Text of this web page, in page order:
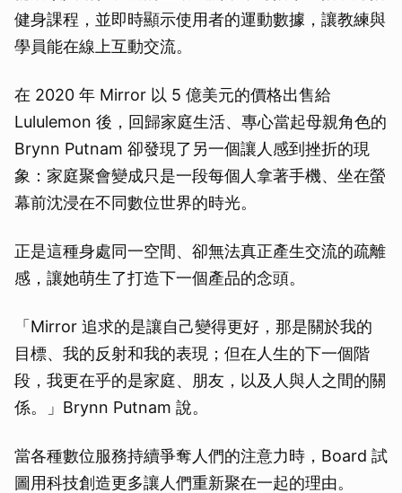
健身課程，並即時顯示使用者的運動數據，讓教練與
學員能在線上互動交流。
在 2020 年 Mirror 以 5 億美元的價格出售給
Lululemon 後，回歸家庭生活、專心當起母親角色的
Brynn Putnam 卻發現了另一個讓人感到挫折的現
象：家庭聚會變成只是一段每個人拿著手機、坐在螢
幕前沈浸在不同數位世界的時光。
正是這種身處同一空間、卻無法真正產生交流的疏離
感，讓她萌生了打造下一個產品的念頭。
「Mirror 追求的是讓自己變得更好，那是關於我的
目標、我的反射和我的表現；但在人生的下一個階
段，我更在乎的是家庭、朋友，以及人與人之間的關
係。」Brynn Putnam 說。
當各種數位服務持續爭奪人們的注意力時，Board 試
圖用科技創造更多讓人們重新聚在一起的理由。